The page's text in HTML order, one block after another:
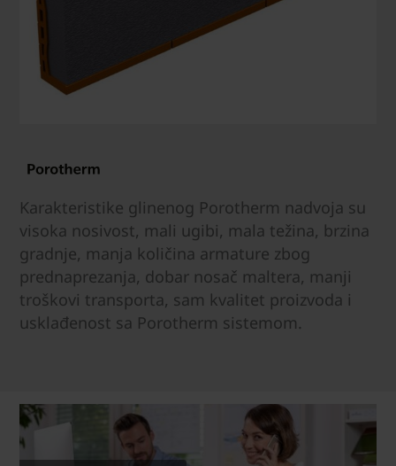
Karakteristike glinenog Porotherm nadvoja su
visoka nosivost, mali ugibi, mala težina, brzina
gradnje, manja količina armature zbog
prednaprezanja, dobar nosač maltera, manji
troškovi transporta, sam kvalitet proizvoda i
usklađenost sa Porotherm sistemom.